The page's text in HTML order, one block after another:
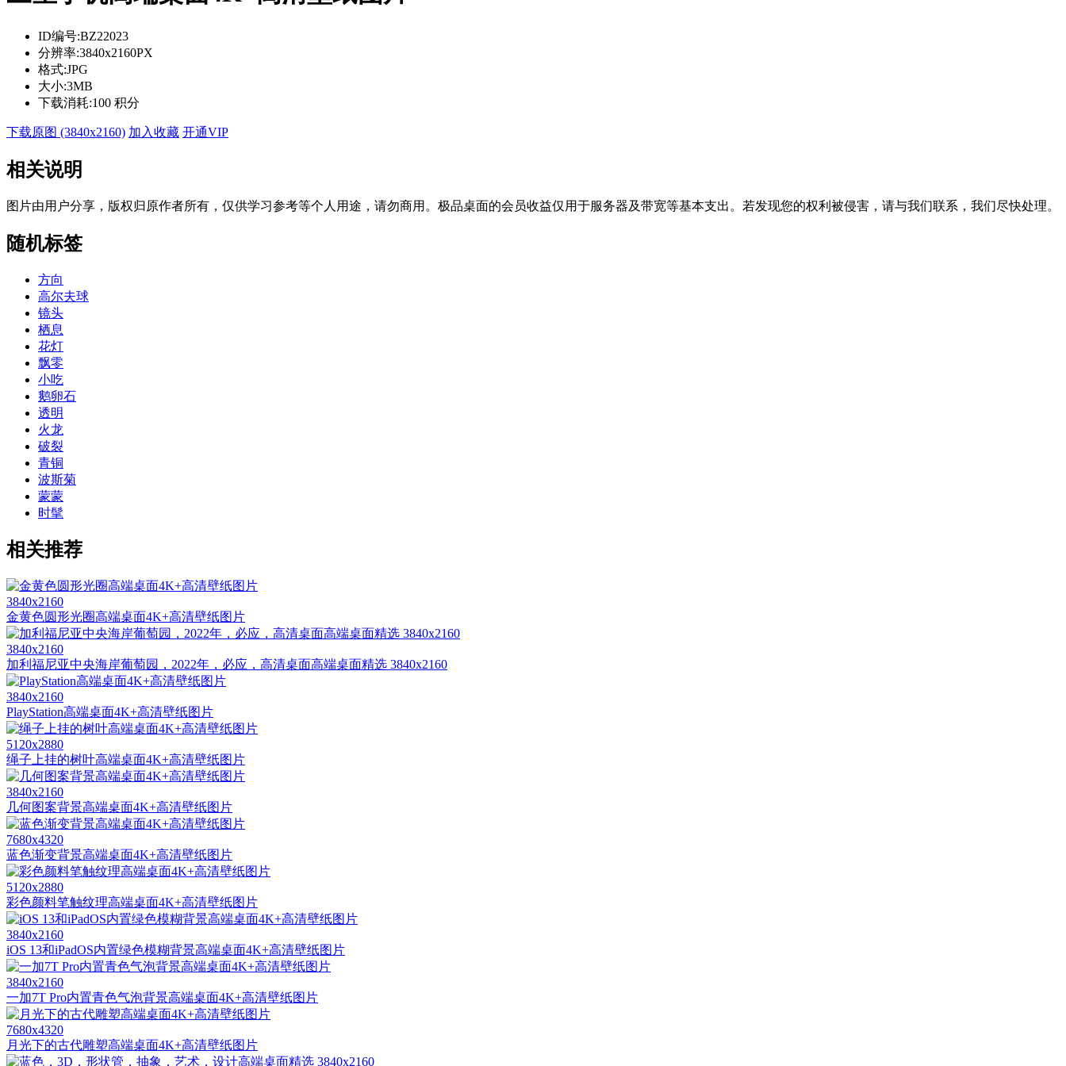
ID编号:BZ22023
分辨率:3840x2160PX
格式:JPG
大小:3MB
下载消耗:100 积分
下载原图 (3840x2160) 加入收藏 开通VIP
相关说明
图片由用户分享，版权归原作者所有，仅供学习参考等个人用途，请勿商用。极品桌面的会员收益仅用于服务器及带宽等基本支出。若发现您的权利被侵害，请与我们联系，我们尽快处理。
随机标签
方向
高尔夫球
镜头
栖息
花灯
飘零
小吃
鹅卵石
透明
火龙
破裂
青铜
波斯菊
蒙蒙
时髦
相关推荐
3840x2160
金黄色圆形光圈高端桌面4K+高清壁纸图片
3840x2160
加利福尼亚中央海岸葡萄园，2022年，必应，高清桌面高端桌面精选 3840x2160
3840x2160
PlayStation高端桌面4K+高清壁纸图片
5120x2880
绳子上挂的树叶高端桌面4K+高清壁纸图片
3840x2160
几何图案背景高端桌面4K+高清壁纸图片
7680x4320
蓝色渐变背景高端桌面4K+高清壁纸图片
5120x2880
彩色颜料笔触纹理高端桌面4K+高清壁纸图片
3840x2160
iOS 13和iPadOS内置绿色模糊背景高端桌面4K+高清壁纸图片
3840x2160
一加7T Pro内置青色气泡背景高端桌面4K+高清壁纸图片
7680x4320
月光下的古代雕塑高端桌面4K+高清壁纸图片